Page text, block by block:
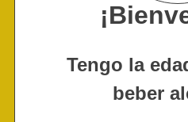
Tengo la
beber